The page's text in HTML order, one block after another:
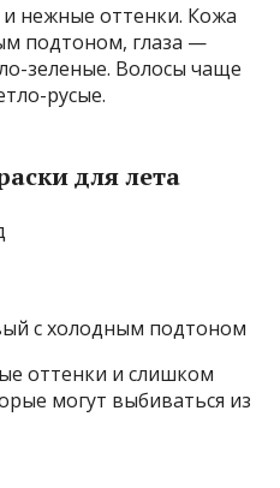
нежные оттенки. Кожа
подтоном, глаза —
зеленые. Волосы чаще
русые.
для лета
с холодным подтоном
оттенки и слишком
могут выбиваться из